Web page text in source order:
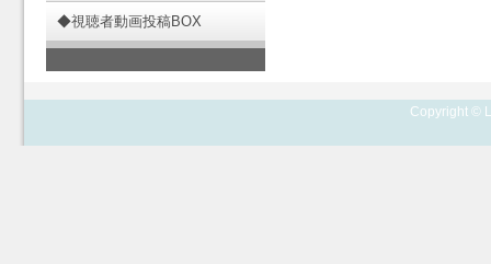
◆視聴者動画投稿BOX
Copyright ©